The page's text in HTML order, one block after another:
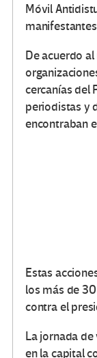
Móvil
De acuerdo
cercanías del
periodistas y
encontraban
Estas
los más de
contra el
La jornada
en la capital